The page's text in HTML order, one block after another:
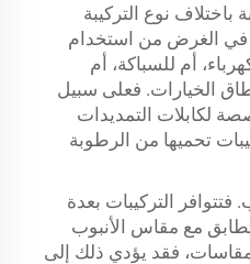
باختلاف نوع التركيبة
في الغرض من استخدام
أم للسباكة، أم
الخيارات. فعلى سبيل
لكابلات التمديدات
تحميها من الرطوبة
فتتوافر التركيبات بعدة
مع مقاس الأنبوب
فقد يؤدي ذلك إلى